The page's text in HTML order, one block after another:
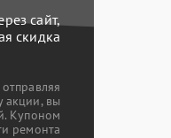
сайт,
скидка
акции, вы
Купоном
ремонта